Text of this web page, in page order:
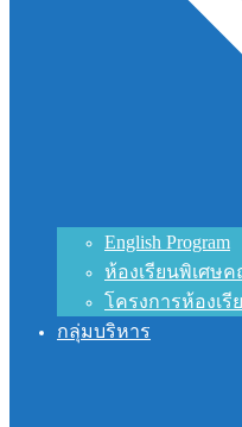
English Program
ห้องเรียนพิเศษ
โครงการห้องเรี
กลุ่มบริหาร